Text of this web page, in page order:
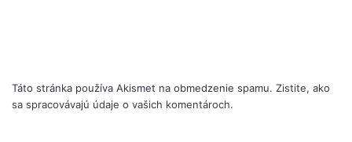
Táto stránka používa Akismet na obmedzenie spamu. Zistite, ako
sa spracovávajú údaje o vašich komentároch.